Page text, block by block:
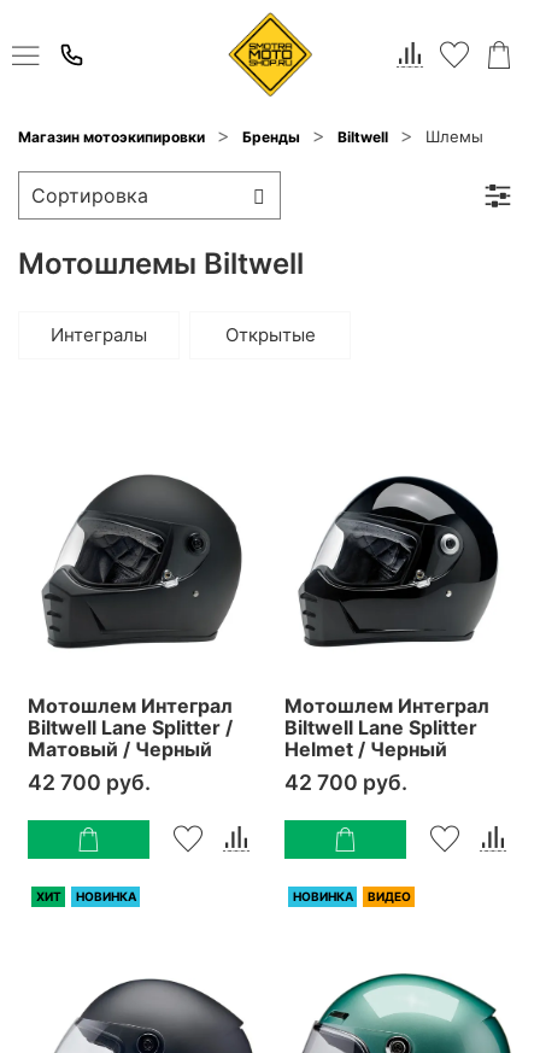
Магазин мотоэкипировки Бренды Biltwell Шлемы
Мотошлемы Biltwell
Интегралы Открытые
Мотошлем Интеграл
Biltwell Lane Splitter /
Матовый / Черный
42 700 руб.
Мотошлем Интеграл
Biltwell Lane Splitter
Helmet / Черный
42 700 руб.
ХИТ НОВИНКА НОВИНКА ВИДЕО